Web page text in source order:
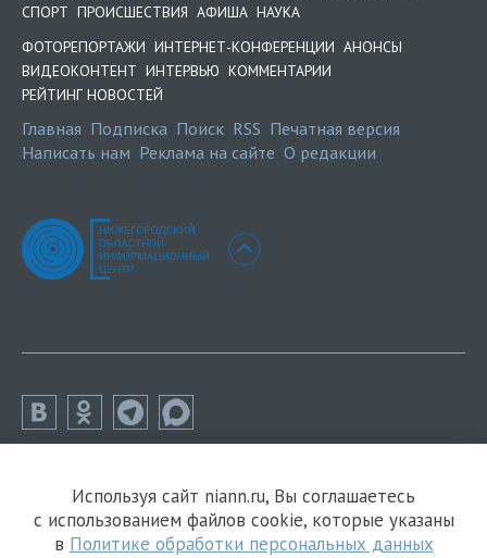
СПОРТ ПРОИСШЕСТВИЯ АФИША НАУКА
ФОТОРЕПОРТАЖИ ИНТЕРНЕТ-КОНФЕРЕНЦИИ АНОНСЫ
ВИДЕОКОНТЕНТ ИНТЕРВЬЮ КОММЕНТАРИИ
РЕЙТИНГ НОВОСТЕЙ
Главная Подписка Поиск RSS Печатная версия
Написать нам Реклама на сайте О редакции
Используя сайт niann.ru, Вы соглашаетесь
с использованием файлов cookie, которые указаны
в Политике обработки персональных данных